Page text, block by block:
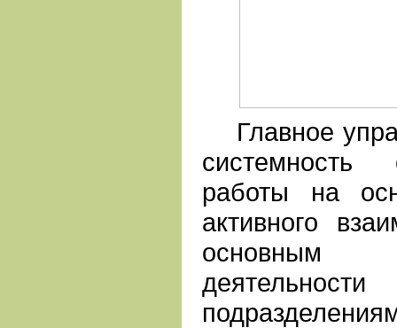
Главное
системность
работы на
активного
основным